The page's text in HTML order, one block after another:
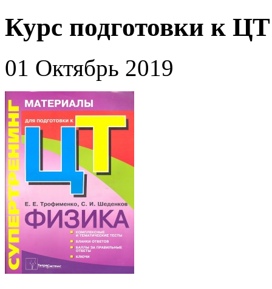
Курс подготовки к
01 Октябрь 2019